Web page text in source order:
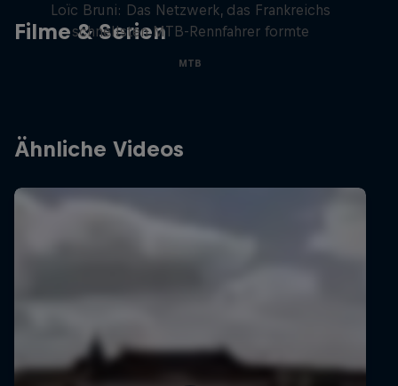
Filme & Serien
Loïc Bruni: Das Netzwerk, das Frankreichs
schnellsten MTB-Rennfahrer formte
MTB
Ähnliche Videos